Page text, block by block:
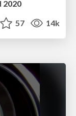
2020
57 14k